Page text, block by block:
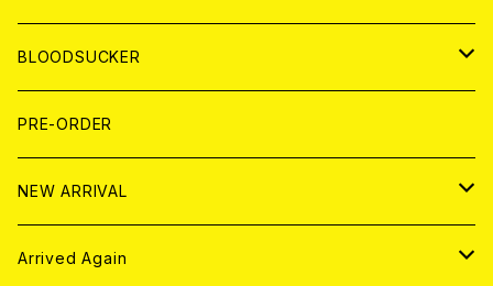
LP
7EP
LP
T-shirt
HOOD
WORLD
T-shirt
HOOD
MAGAZINE
BOLLOCKS
EL ZINE
写真集 (PHOTOBOOK)
BLOODSUCKER
CD
アナログ
アパレル
PRE-ORDER
NEW ARRIVAL
CD
Arrived Again